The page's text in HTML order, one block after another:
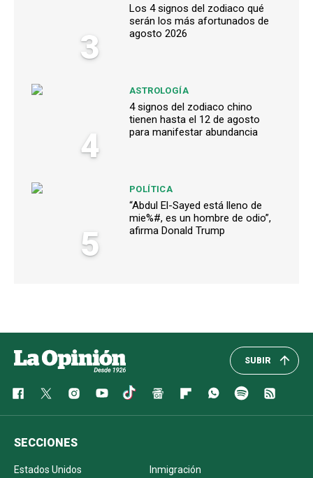
3
Los 4 signos del zodiaco qué
serán los más afortunados de
agosto 2026
4
ASTROLOGÍA
4 signos del zodiaco chino
tienen hasta el 12 de agosto
para manifestar abundancia
5
POLÍTICA
“Abdul El-Sayed está lleno de
mie%#, es un hombre de odio”,
afirma Donald Trump
SUBIR
SECCIONES
Estados Unidos
Inmigración